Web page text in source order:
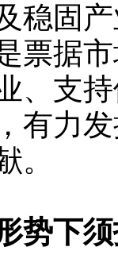
稳固
票据
、支
有力
。
势下